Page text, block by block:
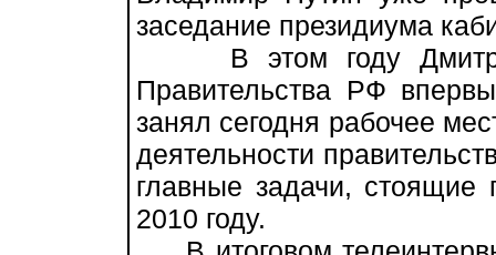
заседание президиума
В этом году
Правительства РФ
занял сегодня рабочее
деятельности
главные задачи, стоящие
2010 году.